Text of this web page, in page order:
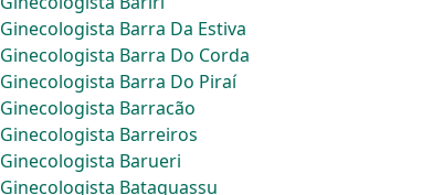
Ginecologista Barra Da Estiva
Ginecologista Barra Do Corda
Ginecologista Barra Do Piraí
Ginecologista Barracão
Ginecologista Barreiros
Ginecologista Barueri
Ginecologista Bataguassu